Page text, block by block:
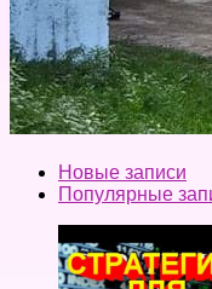
Новые записи
Популярные